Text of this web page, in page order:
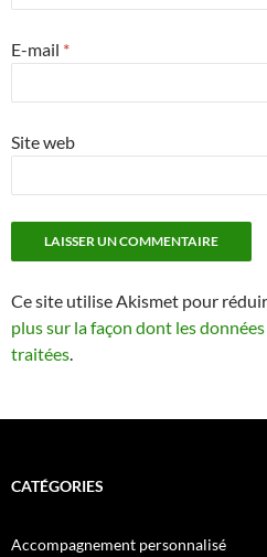
E-mail *
Site web
Ce site utilise Akismet pour
plus sur la façon dont les
traitées.
CATÉGORIES
Accompagnement personnalisé